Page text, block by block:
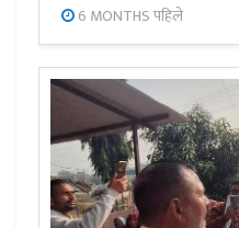
6 MONTHS पहिले